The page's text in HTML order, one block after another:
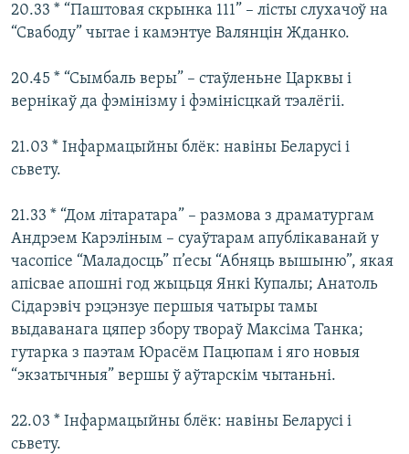
20.33 * “Паштовая скрынка 111” – лісты слухачоў на
“Свабоду” чытае і камэнтуе Валянцін Жданко.
20.45 * “Сымбаль веры” – стаўленьне Царквы і
вернікаў да фэмінізму і фэмінісцкай тэалёгіі.
21.03 * Інфармацыйны блёк: навіны Беларусі і
сьвету.
21.33 * “Дом літаратара” – размова з драматургам
Андрэем Карэліным – суаўтарам апублікаванай у
часопісе “Маладосць” п’есы “Абняць вышыню”, якая
апісвае апошні год жыцьця Янкі Купалы; Анатоль
Сідарэвіч рэцэнзуе першыя чатыры тамы
выдаванага цяпер збору твораў Максіма Танка;
гутарка з паэтам Юрасём Пацюпам і яго новыя
“экзатычныя” вершы ў аўтарскім чытаньні.
22.03 * Інфармацыйны блёк: навіны Беларусі і
сьвету.